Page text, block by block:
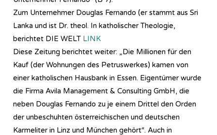
Zum Unternehmer Douglas Fernando (er stammt aus Sri
Lanka und ist Dr. theol. In katholischer Theologie,
berichtet DIE WELT LINK
Diese Zeitung berichtet weiter: „Die Millionen für den
Kauf (der Wohnungen des Petruswerkes) kamen von
einer katholischen Hausbank in Essen. Eigentümer wurde
die Firma Avila Management & Consulting GmbH, die
neben Douglas Fernando zu je einem Drittel den Orden
der unbeschuhten österreichischen und deutschen
Karmeliter in Linz und München gehört“. Auch in